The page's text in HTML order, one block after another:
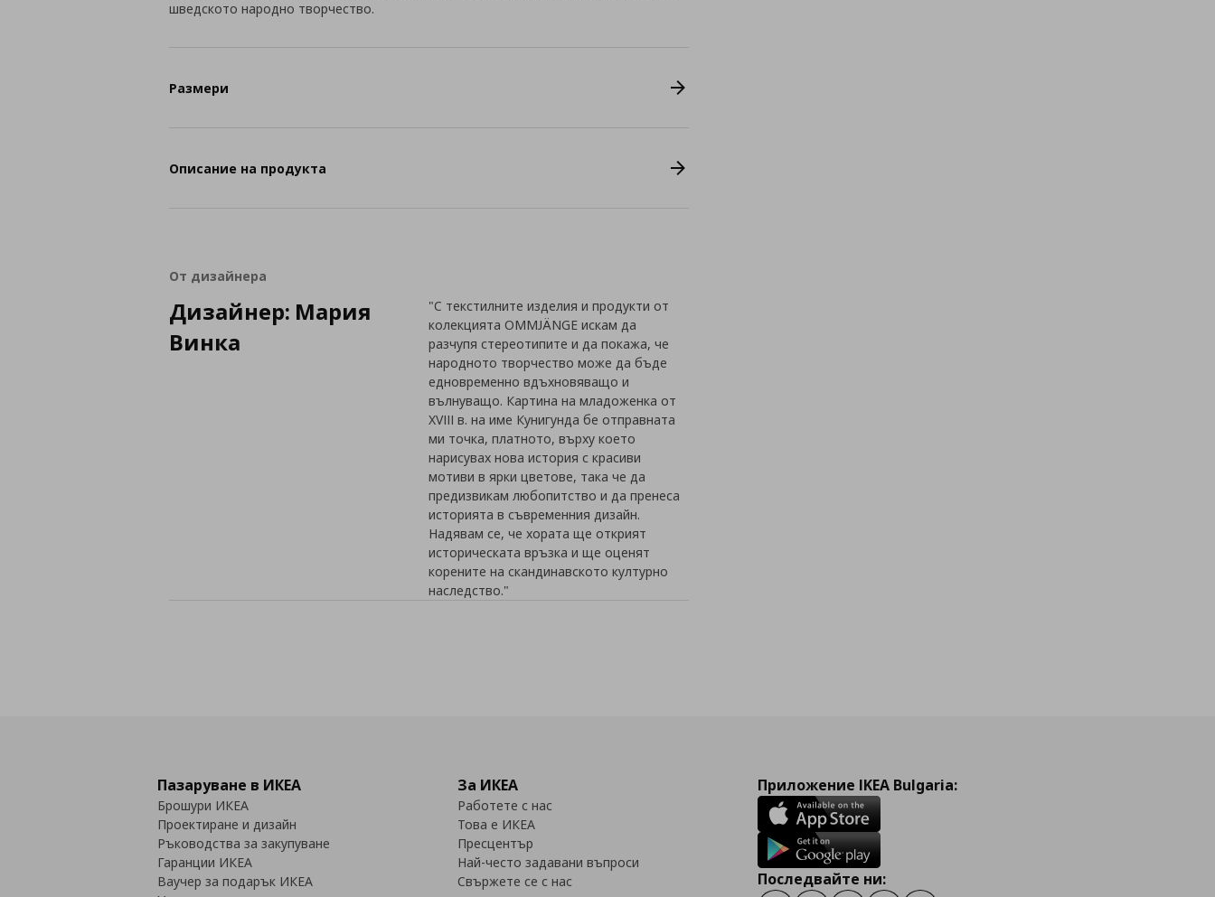
шведското народно творчество.
Размери
Описание на продукта
От дизайнера
Дизайнер: Мария
Винка
"С текстилните изделия и продукти от
колекцията OMMJÄNGE искам да
разчупя стереотипите и да покажа, че
народното творчество може да бъде
едновременно вдъхновяващо и
вълнуващо. Картина на младоженка от
XVIII в. на име Кунигунда бе отправната
ми точка, платното, върху което
нарисувах нова история с красиви
мотиви в ярки цветове, така че да
предизвикам любопитство и да пренеса
историята в съвременния дизайн.
Надявам се, че хората ще открият
историческата връзка и ще оценят
корените на скандинавското културно
наследство."
Пазаруване в ИКЕА
Брошури ИКЕА
Проектиране и дизайн
Ръководства за закупуване
Гаранции ИКЕА
Ваучер за подарък ИКЕА
За ИКЕА
Работете с нас
Това е ИКЕА
Пресцентър
Най-често задавани въпроси
Свържете се с нас
Приложение IKEA Bulgaria:
Последвайте ни: